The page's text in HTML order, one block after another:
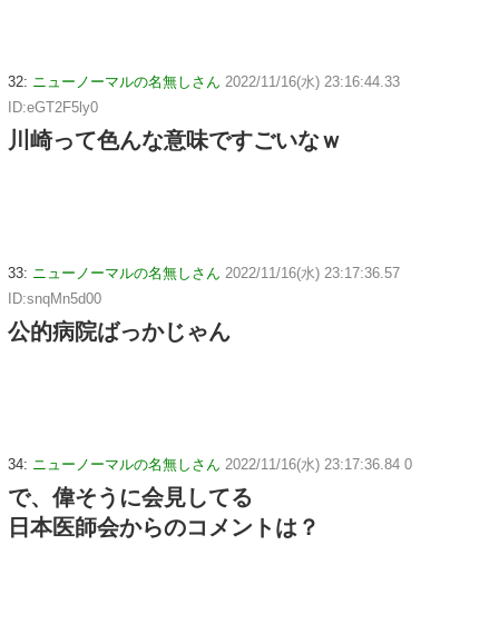
32: ニューノーマルの名無しさん 2022/11/16(水) 23:16:44.33
ID:eGT2F5ly0
川崎って色んな意味ですごいなｗ
33: ニューノーマルの名無しさん 2022/11/16(水) 23:17:36.57
ID:snqMn5d00
公的病院ばっかじゃん
34: ニューノーマルの名無しさん 2022/11/16(水) 23:17:36.84 0
で、偉そうに会見してる
日本医師会からのコメントは？